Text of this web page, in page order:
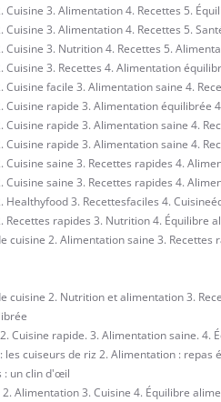
Cuisine 3. Alimentation 4. Recettes 5.
Cuisine 3. Alimentation 4. Recettes 5.
Cuisine 3. Nutrition 4. Recettes 5.
Cuisine 3. Recettes 4. Alimentation
Cuisine facile 3. Alimentation saine 4.
Cuisine rapide 3. Alimentation équilibrée
Cuisine rapide 3. Alimentation saine 4.
Cuisine rapide 3. Alimentation saine 4.
Cuisine saine 3. Recettes rapides 4.
Cuisine saine 3. Recettes rapides 4.
Healthyfood 3. Recettesfaciles 4.
Recettes rapides 3. Nutrition 4. Équilibre
cuisine 2. Alimentation saine 3.
cuisine 2. Nutrition et alimentation 3.
Cuisine rapide. 3. Alimentation saine. 4.
les cuiseurs de riz 2. Alimentation : repas
: un clin d'œil
Alimentation 3. Cuisine 4. Équilibre